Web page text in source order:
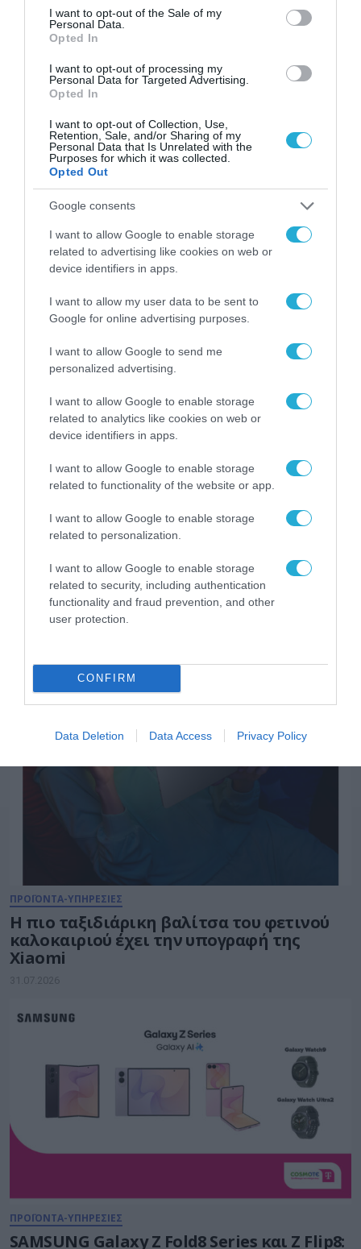
consent section.
I want to opt-out of the Sale of my
Personal Data.
Opted In
I want to opt-out of processing my
Personal Data for Targeted Advertising.
Opted In
I want to opt-out of Collection, Use,
Retention, Sale, and/or Sharing of my
Personal Data that Is Unrelated with the
Purposes for which it was collected.
Opted Out
Google consents
I want to allow Google to enable storage
related to advertising like cookies on web or
device identifiers in apps.
I want to allow my user data to be sent to
Google for online advertising purposes.
I want to allow Google to send me
personalized advertising.
I want to allow Google to enable storage
related to analytics like cookies on web or
device identifiers in apps.
I want to allow Google to enable storage
related to functionality of the website or app.
I want to allow Google to enable storage
related to personalization.
I want to allow Google to enable storage
related to security, including authentication
functionality and fraud prevention, and other
user protection.
CONFIRM
Data Deletion Data Access Privacy Policy
ΑΑΔΕ: Διευκρινίσεις
για τα πρόστιμα σε
παραβάσεις που
αφορούν τους ΦΗΜ
31.07.2026
Τεχνητή Νοημοσύνη
δεν είναι απλώς μια
νέα τεχνολογία, είναι
μια νέα βιομηχανική
επανάσταση»
31.07.2026
Νέος οδηγός του ΕΚΤ
για τη χρηματοδότηση
των ελληνικών
επιχειρήσεων στον
χώρο της άμυνας
31.07.2026
βαλίτσα του φετινού
καλοκαιριού έχει την
ΗΛΕΚΤΡΟΝΙΚΑ
ΠΡΟΪΟΝΤΑ-ΥΠΗΡΕΣΙΕΣ
Η πιο ταξιδιάρικη βαλίτσα του φετινού
καλοκαιριού έχει την υπογραφή της
Xiaomi
31.07.2026
ΠΡΟΪΟΝΤΑ-ΥΠΗΡΕΣΙΕΣ
SAMSUNG Galaxy Z Fold8 Series και Ζ Flip8: